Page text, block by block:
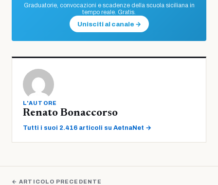
Graduatorie, convocazioni e scadenze della scuola siciliana in
tempo reale. Gratis.
Unisciti al canale →
L'AUTORE
Renato Bonaccorso
Tutti i suoi 2.416 articoli su AetnaNet →
← ARTICOLO PRECEDENTE